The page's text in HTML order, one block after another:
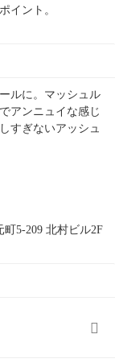
イント。
ルに。マッシュル
アンニュイな感じ
すぎないアッシュ
町5-209 北村ビル2F